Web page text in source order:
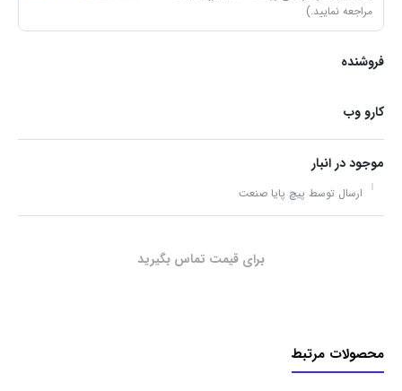
مراجعه نمایید.)
فروشنده
کارو وب
موجود در انبار
ارسال توسط پیچ پایا صنعت
برای قیمت تماس بگیرید
محصولات مرتبط